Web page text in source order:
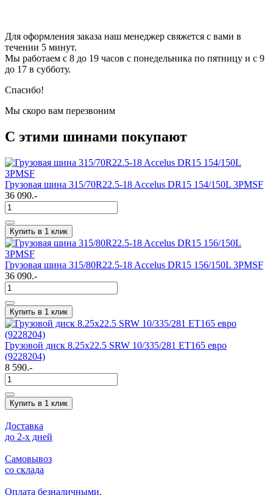
Для оформления заказа наш менеджер свяжется с вами в
течении 5 минут.
Мы работаем с 8 до 19 часов с понедельника по пятницу и с 9
до 17 в субботу.
Спасибо!
Мы скоро вам перезвоним
С этими шинами покупают
Грузовая шина 315/70R22.5-18 Accelus DR15 154/150L 3PMSF
36 090.-
Купить в 1 клик
Грузовая шина 315/80R22.5-18 Accelus DR15 156/150L 3PMSF
36 090.-
Купить в 1 клик
Грузовой диск 8.25х22.5 SRW 10/335/281 ET165 евро
(9228204)
8 590.-
Купить в 1 клик
Доставка
до 2-x дней
Самовывоз
со склада
Оплата безналичными,